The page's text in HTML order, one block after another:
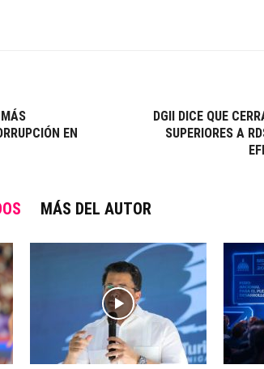
EN
DGII DICE QUE
SUPERIORES A
MÁS DEL AUTOR